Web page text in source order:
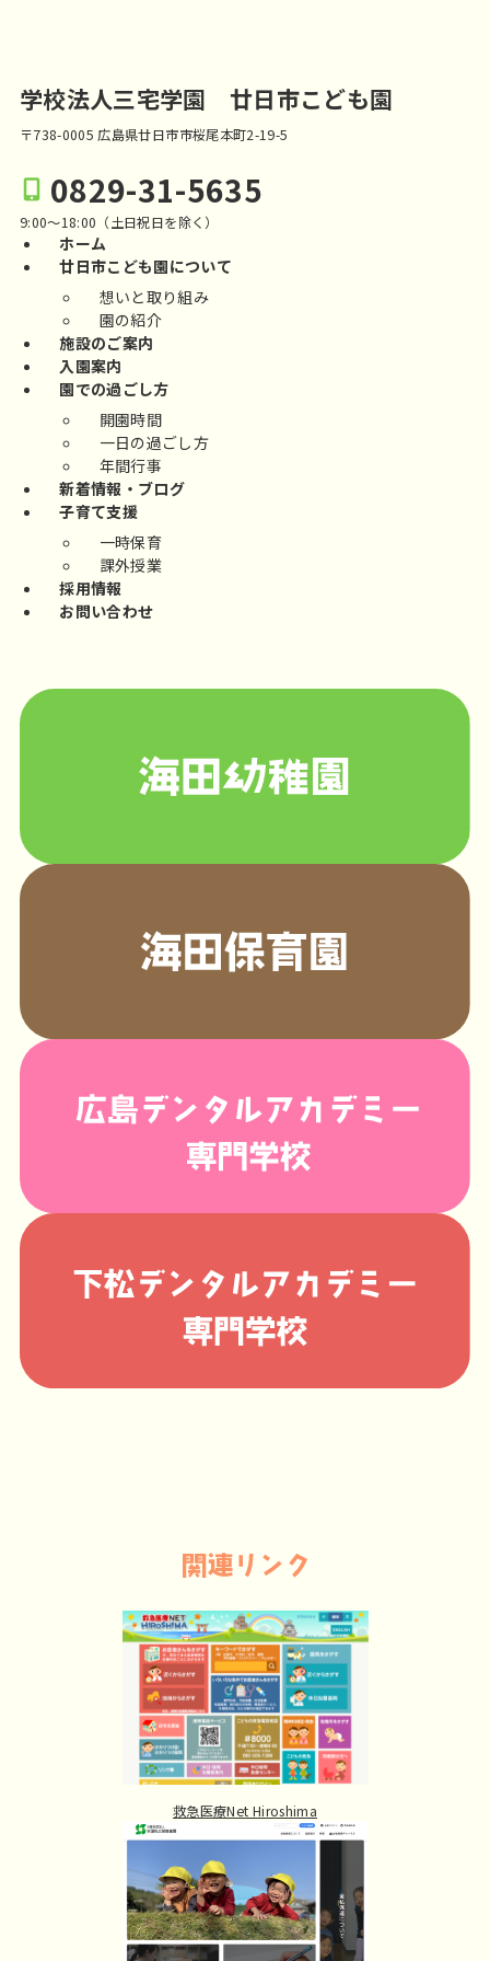
学校法人三宅学園 廿日市こども園
〒738-0005 広島県廿日市市桜尾本町2-19-5
0829-31-5635
9:00～18:00（土日祝日を除く）
ホーム
廿日市こども園について
想いと取り組み
園の紹介
施設のご案内
入園案内
園での過ごし方
開園時間
一日の過ごし方
年間行事
新着情報・ブログ
子育て支援
一時保育
課外授業
採用情報
お問い合わせ
救急医療Net Hiroshima